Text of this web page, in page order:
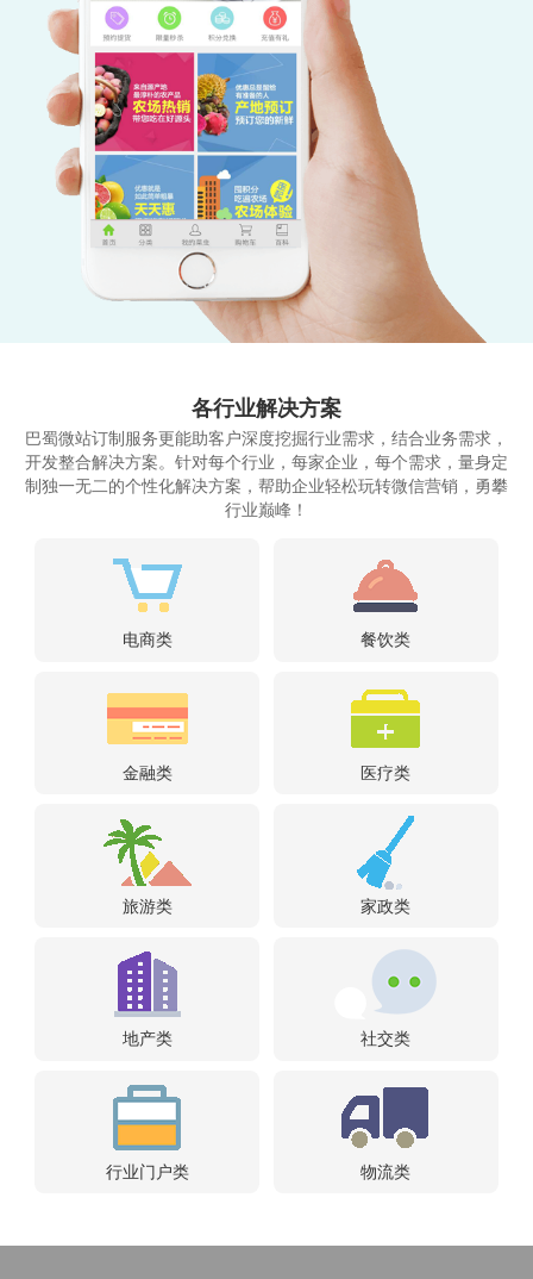
各行业解决方案
巴蜀微站订制服务更能助客户深度挖掘行业需求，结合业务需求，
开发整合解决方案。 针对每个行业，每家企业，每个需求，量身定
制独一无二的个性化解决方案，帮助企业轻松玩转微信营销，勇攀
行业巅峰！
电商类 餐饮类
金融类 医疗类
旅游类 家政类
地产类 社交类
行业门户类 物流类